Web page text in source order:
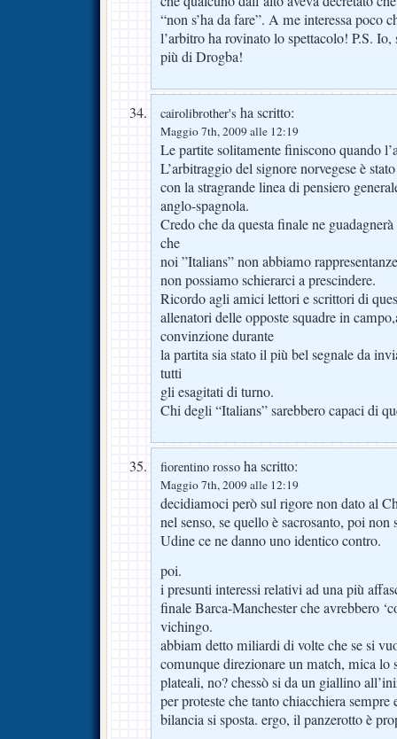
“non s’ha da fare”. A me interessa poco
l’arbitro ha rovinato lo spettacolo! P.S. Io,
più di Drogba!
cairolibrother's ha scritto:
Maggio 7th, 2009 alle 12:19
Le partite solitamente finiscono quando
L’arbitraggio del signore norvegese è
con la stragrande linea di pensiero
anglo-spagnola.
Credo che da questa finale ne
che
noi ”Italians” non abbiamo
non possiamo schierarci a prescindere.
Ricordo agli amici lettori e scrittori di
allenatori delle opposte squadre in
convinzione durante
la partita sia stato il più bel segnale da
tutti
gli esagitati di turno.
Chi degli “Italians” sarebbero capaci di
fiorentino rosso ha scritto:
Maggio 7th, 2009 alle 12:19
decidiamoci però sul rigore non dato al
nel senso, se quello è sacrosanto, poi non
Udine ce ne danno uno identico contro.
poi.
i presunti interessi relativi ad una più
finale Barca-Manchester che avrebbero
vichingo.
abbiam detto miliardi di volte che se si
comunque direzionare un match, mica lo
plateali, no? chessò si da un giallino
per proteste che tanto chiacchiera sempre
bilancia si sposta. ergo, il panzerotto è